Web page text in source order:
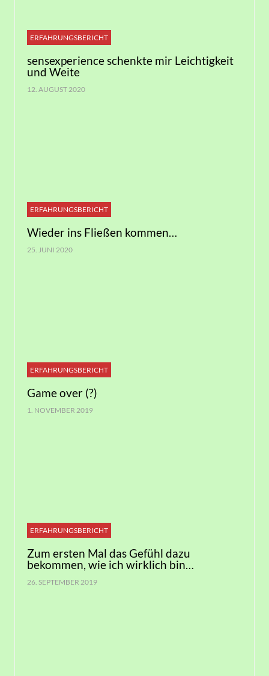
ERFAHRUNGSBERICHT
sensexperience schenkte mir Leichtigkeit
und Weite
12. AUGUST 2020
ERFAHRUNGSBERICHT
Wieder ins Fließen kommen…
25. JUNI 2020
ERFAHRUNGSBERICHT
Game over (?)
1. NOVEMBER 2019
ERFAHRUNGSBERICHT
Zum ersten Mal das Gefühl dazu
bekommen, wie ich wirklich bin…
26. SEPTEMBER 2019